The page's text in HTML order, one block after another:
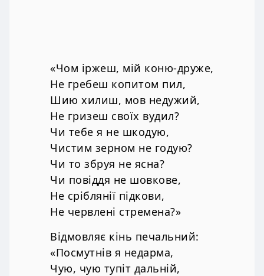
«Чом іржеш, мій коню-друже,
Не гребеш копитом пил,
Шию хилиш, мов недужий,
Не гризеш своїх вудил?
Чи тебе я не шкодую,
Чистим зерном не годую?
Чи то збруя не ясна?
Чи повіддя не шовкове,
Не сріблянії підкови,
Не червлені стремена?»
Відмовляє кінь печальний:
«Посмутнів я недарма,
Чую, чую тупіт дальній,